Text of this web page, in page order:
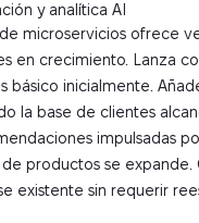
y analítica AI
microservicios ofrece
en crecimiento. Lanza
básico inicialmente.
la base de clientes
impulsadas
productos se expande.
existente sin requerir